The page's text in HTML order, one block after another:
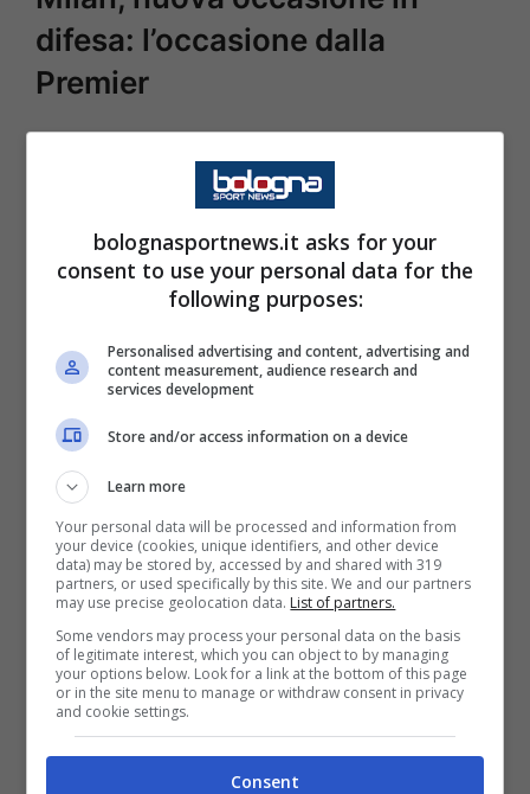
difesa: l’occasione dalla
Premier
conoscere le prossime mosse strategiche
decisivo per arrivare così al sostituto del
centrale tedesco in procinto di partire verso
proveniente dalla Premier League: la verità
Novità importanti per conoscere in tempi
brevi il sostituto di Thiaw. Il Milan ha
intenzione di investire i 40 milioni che
incasserà dalla cessione del difensore
tedesco per un nuovo profilo di spessore.In
pole c’è il giovane centrale della Fiorentina,
Pietro Comuzzo, ma nelle ultime ore
bolognasportnews.it asks for your
consent to use your personal data for the
following purposes:
Personalised advertising and content, advertising and
content measurement, audience research and
services development
Store and/or access information on a device
Learn more
Your personal data will be processed and information from
your device (cookies, unique identifiers, and other device
data) may be stored by, accessed by and shared with 319
partners, or used specifically by this site. We and our partners
may use precise geolocation data. List of partners.
Some vendors may process your personal data on the basis
of legitimate interest, which you can object to by managing
your options below. Look for a link at the bottom of this page
or in the site menu to manage or withdraw consent in privacy
and cookie settings.
Consent